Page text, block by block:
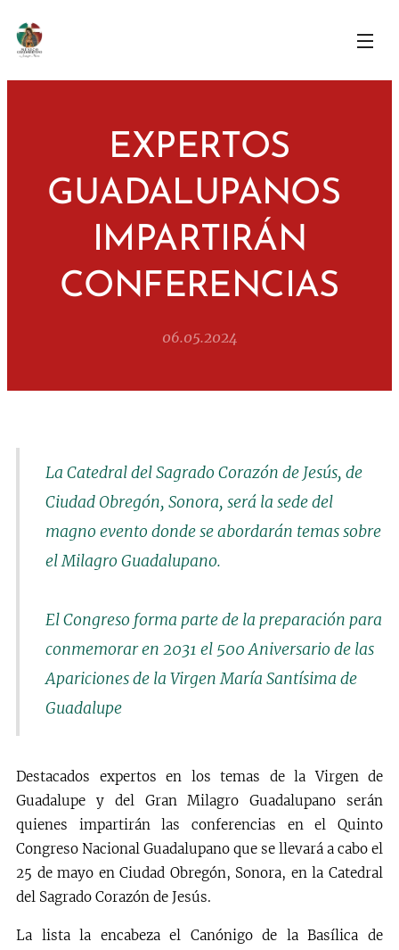
EXPERTOS
GUADALUPANOS
IMPARTIRÁN
CONFERENCIAS
06.05.2024
La Catedral del Sagrado Corazón de Jesús, de
Ciudad Obregón, Sonora, será la sede del
magno evento donde se abordarán temas sobre
el Milagro Guadalupano.
El Congreso forma parte de la preparación para
conmemorar en 2031 el 500 Aniversario de las
Apariciones de la Virgen María Santísima de
Guadalupe
Destacados expertos en los temas de la Virgen de
Guadalupe y del Gran Milagro Guadalupano serán
quienes impartirán las conferencias en el Quinto
Congreso Nacional Guadalupano que se llevará a cabo el
25 de mayo en Ciudad Obregón, Sonora, en la Catedral
del Sagrado Corazón de Jesús.
La lista la encabeza el Canónigo de la Basílica de